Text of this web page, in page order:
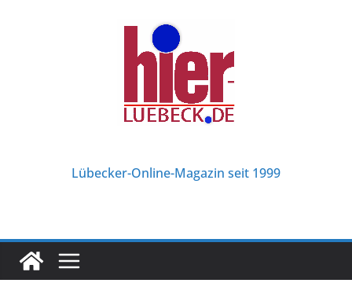
Lübecker-Online-Magazin seit 1999